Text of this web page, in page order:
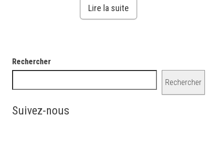
Lire la suite
Rechercher
Rechercher
Suivez-nous